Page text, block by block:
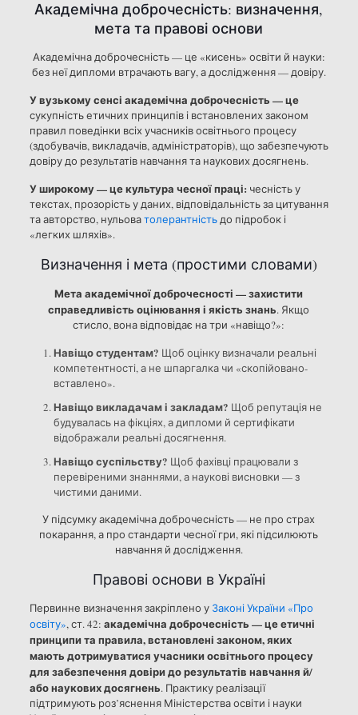
Академічна доброчесність: визначення,
мета та правові основи
Академічна доброчесність — це «кисень» освіти й науки:
без неї дипломи втрачають вагу, а дослідження — довіру.
У вузькому сенсі академічна доброчесність — це
сукупність етичних принципів і встановлених законом
правил поведінки всіх учасників освітнього процесу
(здобувачів, викладачів, адміністраторів), що забезпечують
довіру до результатів навчання та наукових досягнень.
У широкому — це культура чесної праці: чесність у
текстах, прозорість у даних, відповідальність за цитування
та авторство, нульоватолерантністьдо підробок і
«легких шляхів».
Визначення і мета (простими словами)
Мета академічної доброчесності — захистити
справедливість оцінювання і якість знань. Якщо
стисло, вона відповідає на три «навіщо?»:
Навіщо студентам? Щоб оцінку визначали реальні
компетентності, а не шпаргалка чи «скопійовано-
вставлено».
Навіщо викладачам і закладам? Щоб репутація не
будувалась на фікціях, а дипломи й сертифікати
відображали реальні досягнення.
Навіщо суспільству? Щоб фахівці працювали з
перевіреними знаннями, а наукові висновки — з
чистими даними.
У підсумку академічна доброчесність — не про страх
покарання, а про стандарти чесної гри, які підсилюють
навчання й дослідження.
Правові основи в Україні
Первинне визначення закріплено у Законі України «Про
освіту», ст. 42: академічна доброчесність — це етичні
принципи та правила, встановлені законом, яких
мають дотримуватися учасники освітнього процесу
для забезпечення довіри до результатів навчання й/
або наукових досягнень. Практику реалізації
підтримують роз’яснення Міністерства освіти і науки